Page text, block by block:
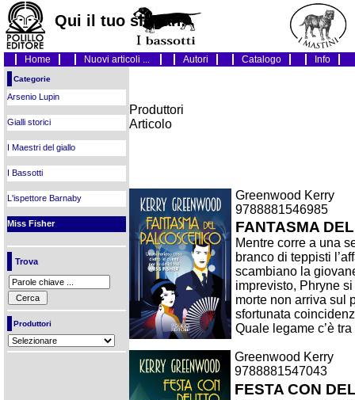
Qui il tuo slogan!
Home Nuovi articoli ... Autori Catalogo Info
Categorie
Arsenio Lupin
Gialli storici
I Maestri del giallo
I Bassotti
L'ispettore Barnaby
Miss Fisher
Trova
Produttori
Produttori
Articolo
Greenwood Kerry
9788881546985
FANTASMA
Mentre corre a una
branco di teppisti
scambiano la
imprevisto, Phryne
morte non arriva sul
sfortunata
Quale legame c’è
Greenwood Kerry
9788881547043
FESTA CON